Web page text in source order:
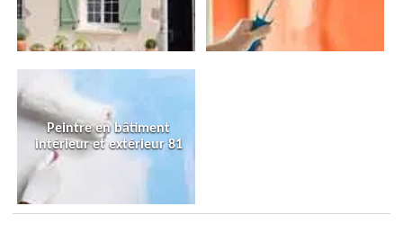
Peintre en bâtiment
intérieur et extérieur 81